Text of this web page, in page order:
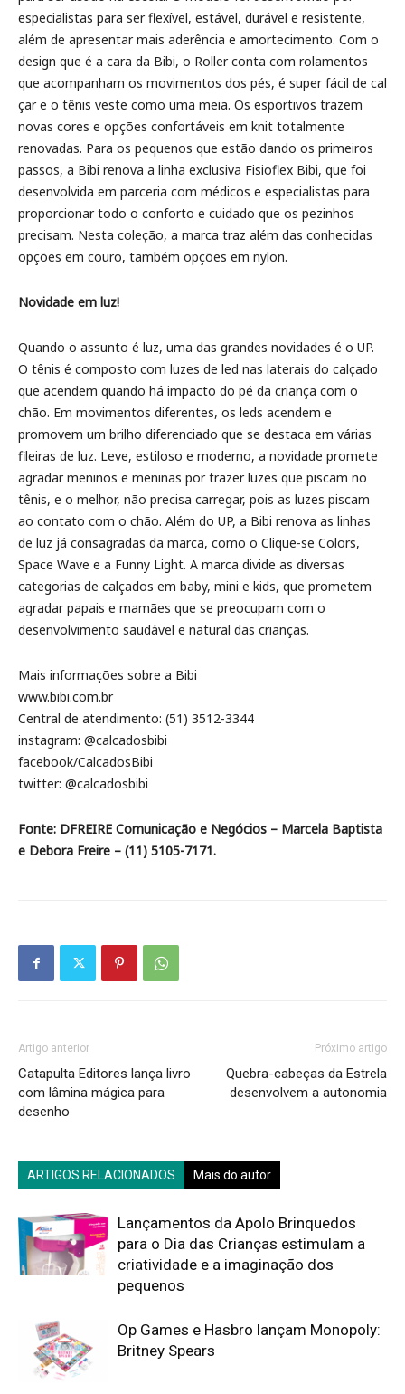
especialistas para ser flexível, estável, durável e resistente,
além de apresentar mais aderência e amortecimento. Com o
design que é a cara da Bibi, o Roller conta com rolamentos
que acompanham os movimentos dos pés, é super fácil de cal
çar e o tênis veste como uma meia. Os esportivos trazem
novas cores e opções confortáveis em knit totalmente
renovadas. Para os pequenos que estão dando os primeiros
passos, a Bibi renova a linha exclusiva Fisioflex Bibi, que foi
desenvolvida em parceria com médicos e especialistas para
proporcionar todo o conforto e cuidado que os pezinhos
precisam. Nesta coleção, a marca traz além das conhecidas
opções em couro, também opções em nylon.
Novidade em luz!
Quando o assunto é luz, uma das grandes novidades é o UP.
O tênis é composto com luzes de led nas laterais do calçado
que acendem quando há impacto do pé da criança com o
chão. Em movimentos diferentes, os leds acendem e
promovem um brilho diferenciado que se destaca em várias
fileiras de luz. Leve, estiloso e moderno, a novidade promete
agradar meninos e meninas por trazer luzes que piscam no
tênis, e o melhor, não precisa carregar, pois as luzes piscam
ao contato com o chão. Além do UP, a Bibi renova as linhas
de luz já consagradas da marca, como o Clique-se Colors,
Space Wave e a Funny Light. A marca divide as diversas
categorias de calçados em baby, mini e kids, que prometem
agradar papais e mamães que se preocupam com o
desenvolvimento saudável e natural das crianças.
Mais informações sobre a Bibi
www.bibi.com.br
Central de atendimento: (51) 3512-3344
instagram: @calcadosbibi
facebook/CalcadosBibi
twitter: @calcadosbibi
Fonte: DFREIRE Comunicação e Negócios – Marcela Baptista
e Debora Freire – (11) 5105-7171.
Artigo anterior
Catapulta Editores lança livro
com lâmina mágica para
desenho
Próximo artigo
Quebra-cabeças da Estrela
desenvolvem a autonomia
ARTIGOS RELACIONADOS Mais do autor
Lançamentos da Apolo Brinquedos
para o Dia das Crianças estimulam a
criatividade e a imaginação dos
pequenos
Op Games e Hasbro lançam Monopoly:
Britney Spears